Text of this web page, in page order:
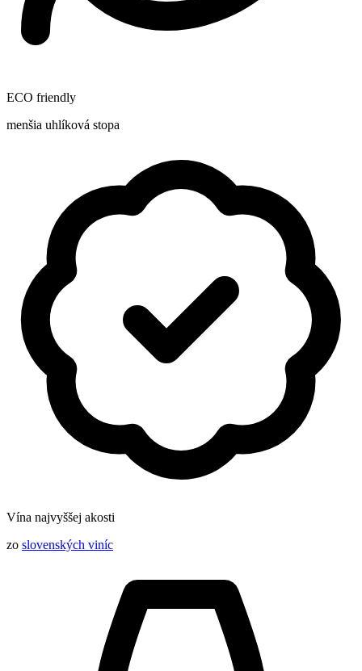
ECO friendly
menšia uhlíková stopa
Vína najvyššej akosti
zo slovenských viníc